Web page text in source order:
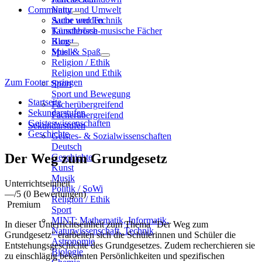
Natur und Umwelt
Sache und Technik
Künstlerisch-musische Fächer
Kunst
Musik
Religion / Ethik
Religion und Ethik
Sport
Sport und Bewegung
Fächerübergreifend
Fächerübergreifend
Sekundarstufen
Geistes- & Sozialwissenschaften
Deutsch
Geschichte
Kunst
Musik
Politik / SoWi
Religion / Ethik
Sport
MINT: Mathematik, Informatik,
Naturwissenschaft, Technik
Astronomie
Biologie
Community
Autor werden
Tauschbörse
Blog
Spiel & Spaß
Zum Footer springen
Startseite
Sekundarstufen
Geisteswissenschaften
Geschichte
Der Weg zum Grundgesetz
Unterrichtseinheit
—/5 (0 Bewertungen)
Premium
In dieser Unterrichtseinheit zum Thema "Der Weg zum
Grundgesetz" erarbeiten sich die Schülerinnen und Schüler die
Entstehungsgeschichte des Grundgesetzes. Zudem recherchieren sie
zu einschlägig bekannten Persönlichkeiten und spezifischen